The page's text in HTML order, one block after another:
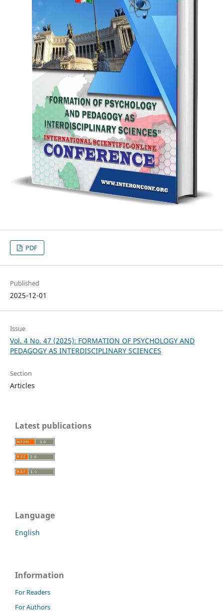
PDF
Published
2025-12-01
Issue
Vol. 4 No. 47 (2025): FORMATION OF PSYCHOLOGY AND
PEDAGOGY AS INTERDISCIPLINARY SCIENCES
Section
Articles
Latest publications
Language
English
Information
For Readers
For Authors